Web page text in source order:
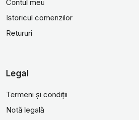
Contul meu
Istoricul comenzilor
Retururi
Legal
Termeni și condiții
Notă legală